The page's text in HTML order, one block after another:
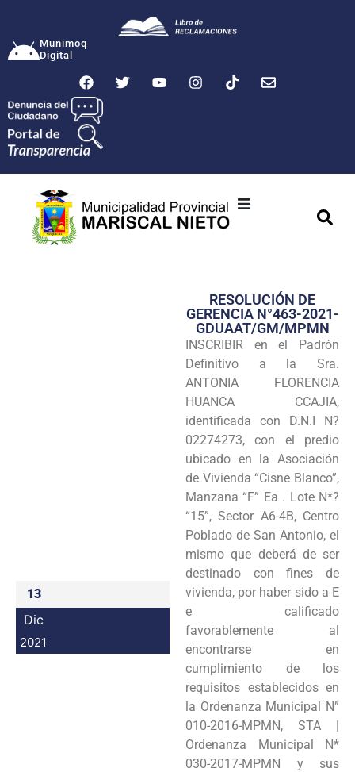
Munimoq
Digital
Transparencia
Seguridad
Programas
13
Dic
2021
RESOLUCIÓN DE
GERENCIA N°463-2021-
GDUAAT/GM/MPMN
INSCRIBIR en el Padrón
Definitivo a la Sra.
ANTONIA FLORENCIA
HUANCA CCAJIA,
identificada con D.N.I N?
02274273, con el predio
ubicado en la Asociación
de Vivienda “Cisne Blanco”,
Manzana “F” Ea . Lote N*?
“15”, Sector A6-4B, Centro
Poblado de San Antonio, el
mismo que deberá de ser
destinado con fines de
vivienda, por haber sido a E
e calificado
favorablemente al
encontrarse en
cumplimiento de los
requisitos establecidos en
la Ordenanza Municipal N”
010-2016-MPMN, STA |
Ordenanza Municipal N*
030-2017-MPMN y sus